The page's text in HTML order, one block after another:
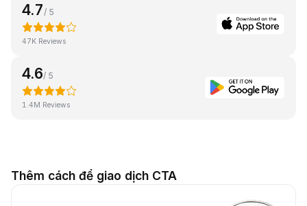
4.7 / 5
47K Reviews
4.6/ 5
1.4M Reviews
Thêm cách để giao dịch CTA